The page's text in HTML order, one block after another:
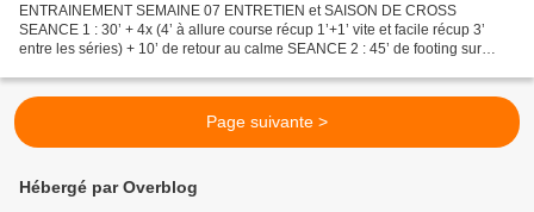
ENTRAINEMENT SEMAINE 07 ENTRETIEN et SAISON DE CROSS
SEANCE 1 : 30’ + 4x (4’ à allure course récup 1’+1’ vite et facile récup 3’
entre les séries) + 10’ de retour au calme SEANCE 2 : 45’ de footing sur
Page suivante >
Hébergé par Overblog